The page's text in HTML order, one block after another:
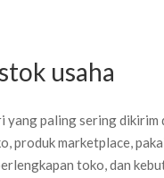
usaha
paling sering dikirim
produk marketplace,
toko, dan